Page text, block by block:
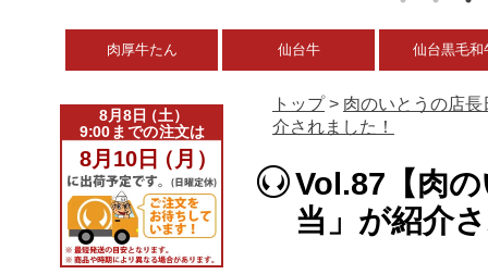
肉厚牛たん 仙台牛 仙台黒毛和
トップ> 肉のいとうの店長
介されました！
Vol.87【肉
当」が紹介